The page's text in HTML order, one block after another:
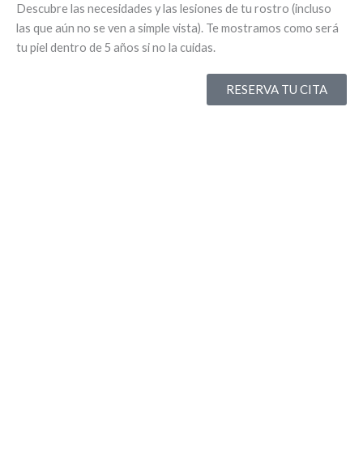
Descubre las necesidades y las lesiones de tu rostro (incluso
las que aún no se ven a simple vista). Te mostramos como será
tu piel dentro de 5 años si no la cuidas.
RESERVA TU CITA